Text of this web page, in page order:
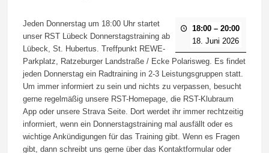
18:00 – 20:00
18. Juni 2026
Jeden Donnerstag um 18:00 Uhr startet
unser RST Lübeck Donnerstagstraining ab
Lübeck, St. Hubertus. Treffpunkt REWE-
Parkplatz, Ratzeburger Landstraße / Ecke Polarisweg. Es findet
jeden Donnerstag ein Radtraining in 2-3 Leistungsgruppen statt.
Um immer informiert zu sein und nichts zu verpassen, besucht
gerne regelmäßig unsere RST-Homepage, die RST-Klubraum
App oder unsere Strava Seite. Dort werdet ihr immer rechtzeitig
informiert, wenn ein Donnerstagstraining mal ausfällt oder es
wichtige Ankündigungen für das Training gibt. Wenn es Fragen
gibt, dann schreibt uns gerne über das Kontaktformular oder